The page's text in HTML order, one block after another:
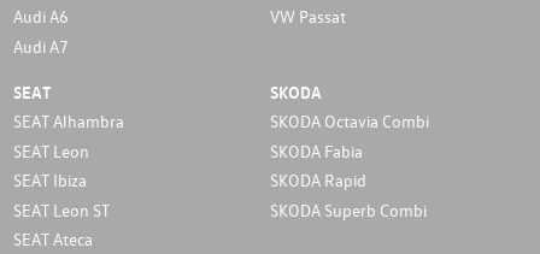
Audi A6
Audi A7
VW Passat
SEAT
SEAT Alhambra
SEAT Leon
SEAT Ibiza
SEAT Leon ST
SEAT Ateca
SKODA
SKODA Octavia Combi
SKODA Fabia
SKODA Rapid
SKODA Superb Combi